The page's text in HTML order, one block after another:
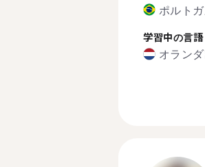
ポルト
学習中の言語
オラン